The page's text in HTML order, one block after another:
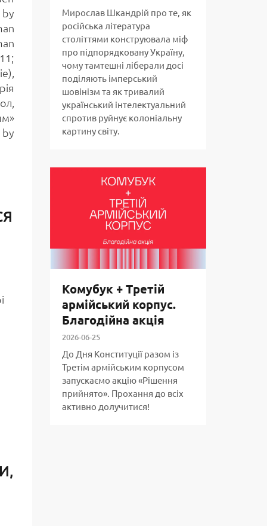
Мирослав Шкандрій про те, як
російська література
століттями конструювала міф
про підпорядковану Україну,
чому тамтешні ліберали досі
поділяють імперський
шовінізм та як тривалий
український інтелектуальний
спротив руйнує колоніальну
картину світу.
Комубук + Третій
армійський корпус.
Благодійна акція
2026-06-25
До Дня Конституції разом із
Третім армійським корпусом
запускаємо акцію «Рішення
прийнято». Прохання до всіх
активно долучитися!